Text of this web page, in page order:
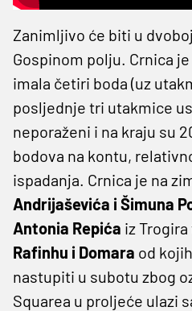
Zanimljivo će biti u
Gospinom polju. Crnica
imala četiri boda (uz
posljednje tri utakmice
neporaženi i na kraju su
bodova na kontu,
ispadanja. Crnica je na
Andrijaševića i Šimuna
Antonia Repića iz
Rafinhu i Domara od
nastupiti u subotu zbog
Squarea u proljeće ulazi